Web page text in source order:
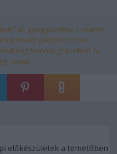
gyógynövény c vitamin
pomeló grépfrút citrus
kivonat grapefruit fa
csepp
előkészületek a temetőben